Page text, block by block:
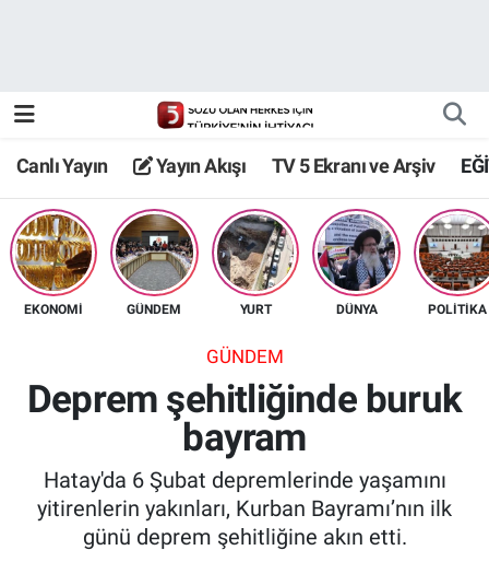
Canlı Yayın Yayın Akışı TV 5 Ekranı ve Arşiv
EKONOMİ GÜNDEM YURT DÜNYA POLİTİKA
GÜNDEM
Deprem şehitliğinde buruk
bayram
Hatay'da 6 Şubat depremlerinde yaşamını
yitirenlerin yakınları, Kurban Bayramı’nın ilk
günü deprem şehitliğine akın etti.
TV 5 Ekranı ve Arşiv